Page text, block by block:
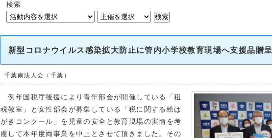
検索
新型コロナウイルス感染拡大防止に管内小学校教育現場へ支援品贈呈
千葉南法人会（千葉）
例年国税庁後援により青年部会が開催している「租
税教室」と女性部会が募集している「税に関する絵は
がきコンクール」を児童の安全と教育現場の実情を考
慮して本年度両事業を中止とさせて頂きました。その